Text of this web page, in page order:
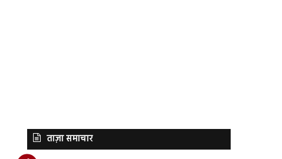
ताज़ा समाचार